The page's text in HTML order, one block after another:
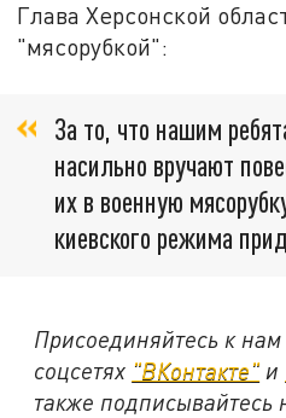
Глава Херсонской
"мясорубкой":
За то, что нашим
насильно вручают
их в военную
киевского режима
Присоединяйтесь к нам
соцсетях "ВКонтакте" и
также подписывайтесь